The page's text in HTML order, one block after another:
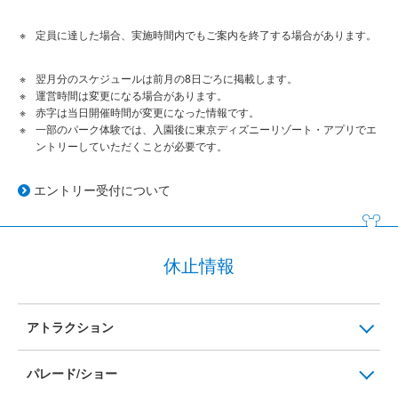
定員に達した場合、実施時間内でもご案内を終了する場合があります。
翌月分のスケジュールは前月の8日ごろに掲載します。
運営時間は変更になる場合があります。
赤字は当日開催時間が変更になった情報です。
一部のパーク体験では、入園後に東京ディズニーリゾート・アプリでエ
ントリーしていただくことが必要です。
エントリー受付について
休止情報
アトラクション
パレード/ショー